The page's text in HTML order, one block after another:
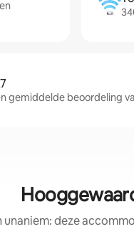
gemiddelde beoordeling
unaniem: deze